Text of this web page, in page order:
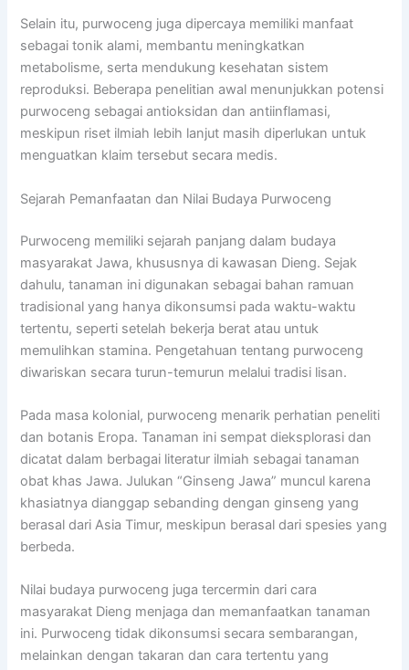
Selain itu, purwoceng juga dipercaya memiliki manfaat
sebagai tonik alami, membantu meningkatkan
metabolisme, serta mendukung kesehatan sistem
reproduksi. Beberapa penelitian awal menunjukkan potensi
purwoceng sebagai antioksidan dan antiinflamasi,
meskipun riset ilmiah lebih lanjut masih diperlukan untuk
menguatkan klaim tersebut secara medis.
Sejarah Pemanfaatan dan Nilai Budaya Purwoceng
Purwoceng memiliki sejarah panjang dalam budaya
masyarakat Jawa, khususnya di kawasan Dieng. Sejak
dahulu, tanaman ini digunakan sebagai bahan ramuan
tradisional yang hanya dikonsumsi pada waktu-waktu
tertentu, seperti setelah bekerja berat atau untuk
memulihkan stamina. Pengetahuan tentang purwoceng
diwariskan secara turun-temurun melalui tradisi lisan.
Pada masa kolonial, purwoceng menarik perhatian peneliti
dan botanis Eropa. Tanaman ini sempat dieksplorasi dan
dicatat dalam berbagai literatur ilmiah sebagai tanaman
obat khas Jawa. Julukan “Ginseng Jawa” muncul karena
khasiatnya dianggap sebanding dengan ginseng yang
berasal dari Asia Timur, meskipun berasal dari spesies yang
berbeda.
Nilai budaya purwoceng juga tercermin dari cara
masyarakat Dieng menjaga dan memanfaatkan tanaman
ini. Purwoceng tidak dikonsumsi secara sembarangan,
melainkan dengan takaran dan cara tertentu yang